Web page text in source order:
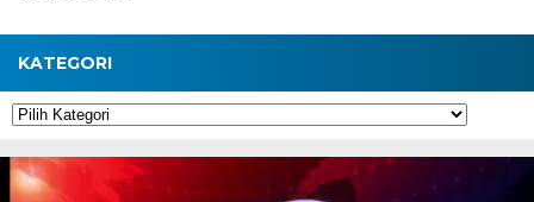
KATEGORI
Kategori
Pemutar
Video